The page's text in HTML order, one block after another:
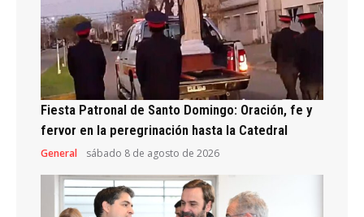
Fiesta Patronal de Santo Domingo: Oración, fe y
fervor en la peregrinación hasta la Catedral
General sábado 8 de agosto de 2026